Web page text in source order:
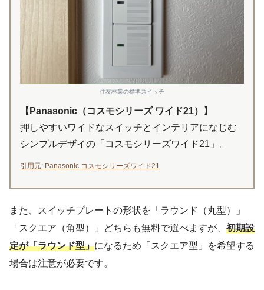
住友林業の標準スイッチ
【Panasonic（コスモシリーズ ワイド21）】
押しやすいワイドなスイッチとインテリアになじむ
シンプルデザイの「コスモシリーズワイド21」。
引用元: Panasonic コスモシリーズワイド21
また、スイッチプレートの形状を「ラウンド（丸型）」
「スクエア（角型）」どちらも無料で選べますが、 初期設
定が「ラウンド型」になるため「スクエア型」を希望する
場合は注意が必要です。